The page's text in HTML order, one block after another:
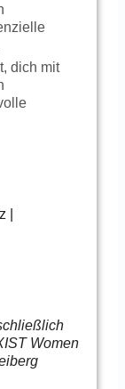
dich mit
Women